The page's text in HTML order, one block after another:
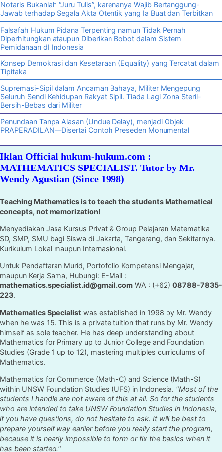
Notaris Bukanlah “Juru Tulis”, karenanya Wajib Bertanggung-
Jawab terhadap Segala Akta Otentik yang Ia Buat dan Terbitkan
Falsafah Hukum Pidana Terpenting namun Tidak Pernah
Diperhitungkan ataupun Diberikan Bobot dalam Sistem
Pemidanaan dI Indonesia
Konsep Demokrasi dan Kesetaraan (Equality) yang Tercatat dalam
Tipitaka
Supremasi-Sipil dalam Ancaman Bahaya, Militer Mengepung
Seluruh Sendi Kehidupan Rakyat Sipil. Tiada Lagi Zona Steril-
Bersih-Bebas dari Militer
Penundaan Tanpa Alasan (Undue Delay), menjadi Objek
PRAPERADILAN—Disertai Contoh Preseden Monumental
Iklan Official hukum-hukum.com :
MATHEMATICS SPECIALIST. Tutor by Mr.
Wendy Agustian (Since 1998)
Teaching Mathematics is to teach the students Mathematical
concepts, not memorization!
Menyediakan Jasa Kursus Privat & Group Pelajaran Matematika
SD, SMP, SMU bagi Siswa di Jakarta, Tangerang, dan Sekitarnya.
Kurikulum Lokal maupun Internasional.
Untuk Pendaftaran Murid, Portofolio Kompetensi Mengajar,
maupun Kerja Sama, Hubungi: E-Mail :
mathematics.specialist.id@gmail.com WA : (+62) 08788-7835-
223.
Mathematics Specialist was established in 1998 by Mr. Wendy
when he was 15. This is a private tuition that runs by Mr. Wendy
himself as sole teacher. He has deep understanding about
Mathematics for Primary up to Junior College and Foundation
Studies (Grade 1 up to 12), mastering multiples curriculums of
Mathematics.
Mathematics for Commerce (Math-C) and Science (Math-S)
within UNSW Foundation Studies (UFS) in Indonesia. "Most of the
students I handle are not aware of this at all. So for the students
who are intended to take UNSW Foundation Studies in Indonesia,
if you have questions, do not hesitate to ask. It will be best to
prepare yourself way earlier before you really start the program,
because it is nearly impossible to form or fix the basics when it
has been started."